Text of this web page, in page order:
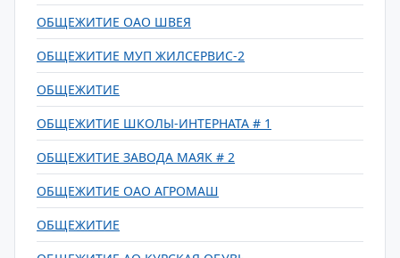
ОБЩЕЖИТИЕ ОАО ШВЕЯ
ОБЩЕЖИТИЕ МУП ЖИЛСЕРВИС-2
ОБЩЕЖИТИЕ
ОБЩЕЖИТИЕ ШКОЛЫ-ИНТЕРНАТА # 1
ОБЩЕЖИТИЕ ЗАВОДА МАЯК # 2
ОБЩЕЖИТИЕ ОАО АГРОМАШ
ОБЩЕЖИТИЕ